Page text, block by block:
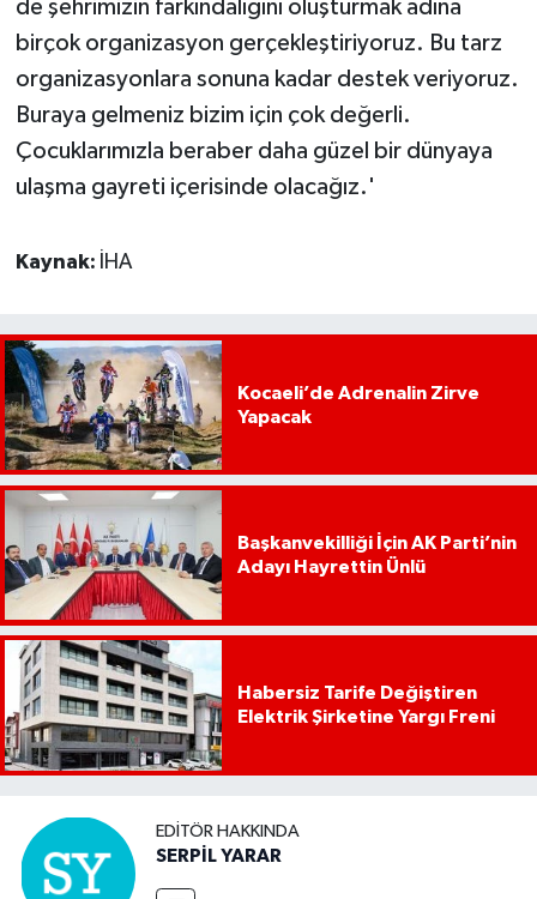
de şehrimizin farkındalığını oluşturmak adına
birçok organizasyon gerçekleştiriyoruz. Bu tarz
organizasyonlara sonuna kadar destek veriyoruz.
Buraya gelmeniz bizim için çok değerli.
Çocuklarımızla beraber daha güzel bir dünyaya
ulaşma gayreti içerisinde olacağız.'
Kaynak: İHA
Kocaeli’de Adrenalin Zirve
Yapacak
Başkanvekilliği İçin AK Parti’nin
Adayı Hayrettin Ünlü
Habersiz Tarife Değiştiren
Elektrik Şirketine Yargı Freni
EDITÖR HAKKINDA
SERPİL YARAR